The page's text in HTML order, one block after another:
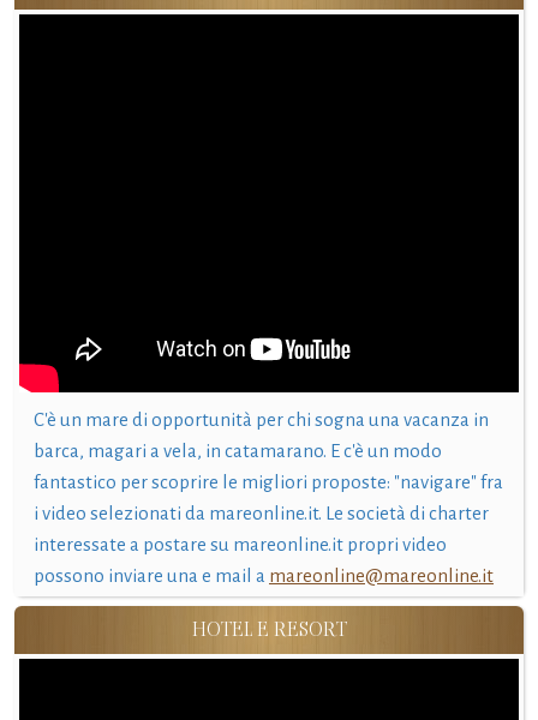
C'è un mare di opportunità per chi sogna una vacanza in
barca, magari a vela, in catamarano. E c'è un modo
fantastico per scoprire le migliori proposte: "navigare" fra
i video selezionati da mareonline.it. Le società di charter
interessate a postare su mareonline.it propri video
possono inviare una e mail a mareonline@mareonline.it
HOTEL E RESORT